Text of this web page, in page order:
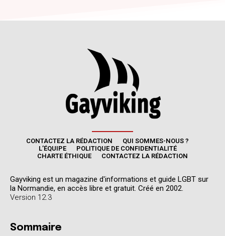
CONTACTEZ LA RÉDACTION
QUI SOMMES-NOUS ?
L’ÉQUIPE
POLITIQUE DE CONFIDENTIALITÉ
CHARTE ÉTHIQUE
CONTACTEZ LA RÉDACTION
Gayviking est un magazine d'informations et guide LGBT sur
la Normandie, en accès libre et gratuit. Créé en 2002.
Version 12.3
Sommaire